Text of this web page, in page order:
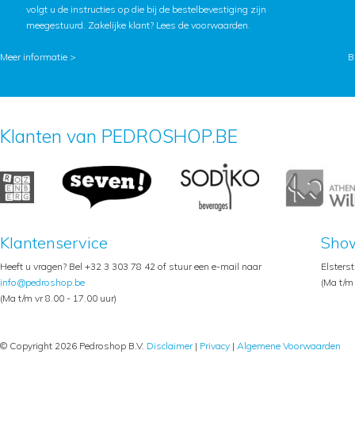
volgt u de instructies op die bij de bestelbevestiging zijn
meegestuurd. Zakelijke klant? Lees de voorwaarden.
Meer informatie >
Klanten van PEDROSHOP.BE
Klantenservice
Heeft u vragen? Bel +32 3 303 78 42 of stuur een e-mail naar
info@pedroshop.be
(Ma t/m vr 8.00 - 17.00 uur)
(Ma t/
© Copyright 2026 Pedroshop B.V. Disclaimer| Privacy | Algemene Voorwaarden